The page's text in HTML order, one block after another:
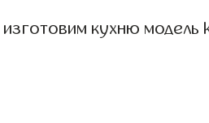
изготовим кухню модель